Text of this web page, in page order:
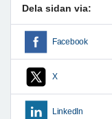
Dela sidan via:
Facebook
X
LinkedIn